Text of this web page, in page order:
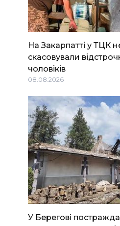
На Закарпатті у ТЦК
скасовували
чоловіків
08.08.2026
У Берегові